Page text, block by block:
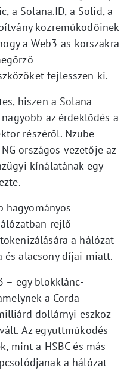
a Solana.ID, a Solid, a
közreműködőinek
a Web3-as korszakra
fejlesszen ki.
hiszen a Solana
az érdeklődés a
részéről. Nzube
országos vezetője az
kínálatának egy
hagyományos
rejlő
a hálózat
és alacsony díjai miatt.
– egy blokklánc-
a Corda
dollárnyi eszköz
Az együttműködés
mint a HSBC és más
a hálózat